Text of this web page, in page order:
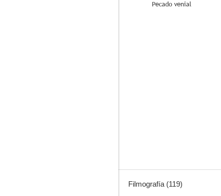
Pecado venial
Filmografía (119)